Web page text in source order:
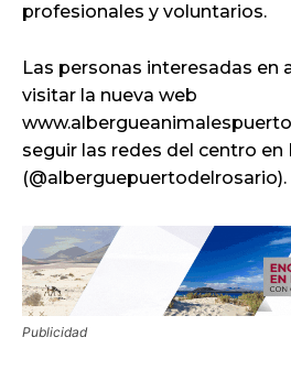
profesionales y voluntarios.
Las personas interesadas en
visitar la nueva web
seguir las redes del centro en
(@alberguepuertodelrosario).
Publicidad